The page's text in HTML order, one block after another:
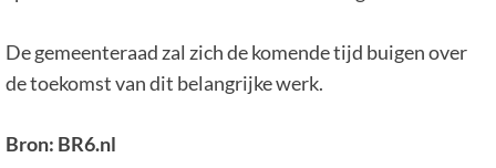
De gemeenteraad zal zich de komende tijd buigen over
de toekomst van dit belangrijke werk.
Bron: BR6.nl